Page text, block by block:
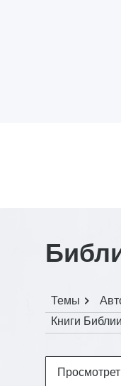
Темы
Книги Библии